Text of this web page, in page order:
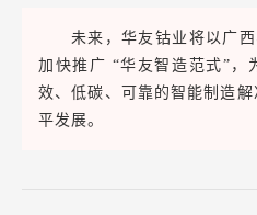
未来，华友钴业将以广
加快推广 “华友智造范式”，
效、低碳、可靠的智能制造
平发展。